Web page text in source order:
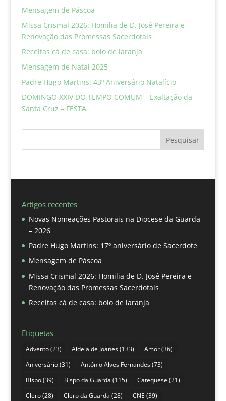
Mensagem de Páscoa
Missa Crismal 2026: Homilia de D. José Pereira e
Renovação das Promessas Sacerdotais
Receitas cá de casa: bolo de laranja
Mensagem de Natal 2025
Padre Hugo Martins: 43º Aniversário Natalício
DOMINGO XXIV DO TEMPO COMUM – Exaltação da
Santa Cruz – FESTA
Pesquisar
Artigos recentes
Novas Nomeações Pastorais na Diocese da Guarda
– 2026
Padre Hugo Martins: 17º aniversário de Sacerdote
Mensagem de Páscoa
Missa Crismal 2026: Homilia de D. José Pereira e
Renovação das Promessas Sacerdotais
Receitas cá de casa: bolo de laranja
Etiquetas
Advento(23) Aldeia de Joanes(133) Amor(36)
Aniversário(31) António Alves Fernandes(73)
Bispo(39) Bispo da Guarda (115) Catequese (21)
Clero(28) Clero da Guarda (28) CNE (39)